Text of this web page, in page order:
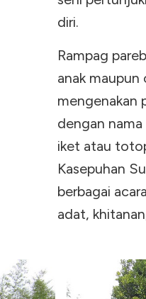
diri.
Rampag
anak maupun
mengenakan
dengan
iket atau
Kasepuhan
berbagai
adat,